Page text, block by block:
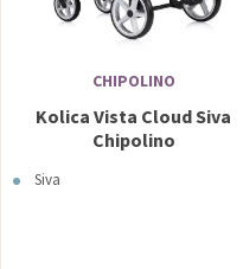
CHIPOLINO
Kolica Vista Cloud Siva
Chipolino
Siva